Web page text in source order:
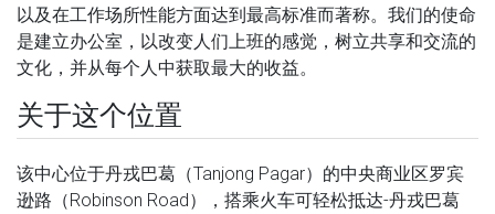
以及在工作场所性能方面达到最高标准而著称。我们的使命
是建立办公室，以改变人们上班的感觉，树立共享和交流的
文化，并从每个人中获取最大的收益。
关于这个位置
该中心位于丹戎巴葛（Tanjong Pagar）的中央商业区罗宾
逊路（Robinson Road），搭乘火车可轻松抵达-丹戎巴葛